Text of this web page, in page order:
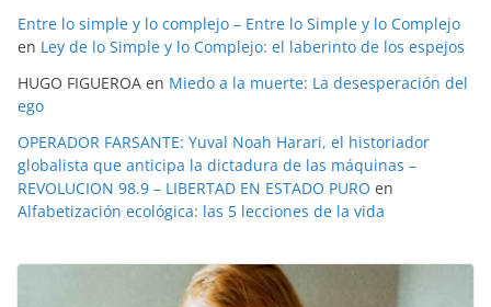
Entre lo simple y lo complejo – Entre lo Simple y lo Complejo
en Ley de lo Simple y lo Complejo: el laberinto de los espejos
HUGO FIGUEROA en Miedo a la muerte: La desesperación del
ego
OPERADOR FARSANTE: Yuval Noah Harari, el historiador
globalista que anticipa la dictadura de las máquinas –
REVOLUCION 98.9 – LIBERTAD EN ESTADO PURO en
Alfabetización ecológica: las 5 lecciones de la vida